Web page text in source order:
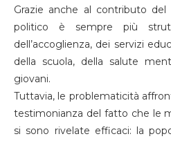
Grazie anche al contributo
politico è sempre più
dell’accoglienza, dei servizi
della scuola, della salute
giovani.
Tuttavia, le problematicità
testimonianza del fatto che le
si sono rivelate efficaci: la